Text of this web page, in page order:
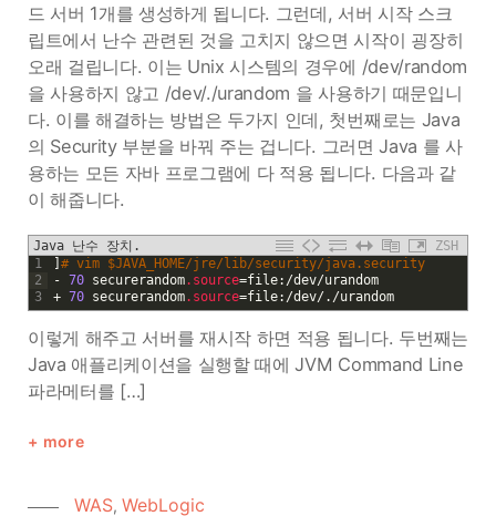
드 서버 1개를 생성하게 됩니다. 그런데, 서버 시작 스크
립트에서 난수 관련된 것을 고치지 않으면 시작이 굉장히
오래 걸립니다. 이는 Unix 시스템의 경우에 /dev/random
을 사용하지 않고 /dev/./urandom 을 사용하기 때문입니
다. 이를 해결하는 방법은 두가지 인데, 첫번째로는 Java
의 Security 부분을 바꿔 주는 겁니다. 그러면 Java 를 사
용하는 모든 자바 프로그램에 다 적용 됩니다. 다음과 같
이 해줍니다.
Java 난수 장치.
ZSH
1
2
3
] # vim $JAVA_HOME/jre/lib/security/java.security
- 70 securerandom.source=file: /dev/urandom
+ 70 securerandom.source=file: /dev/. /urandom
이렇게 해주고 서버를 재시작 하면 적용 됩니다. 두번째는
Java 애플리케이션을 실행할 때에 JVM Command Line
파라메터를 […]
more
WAS, WebLogic